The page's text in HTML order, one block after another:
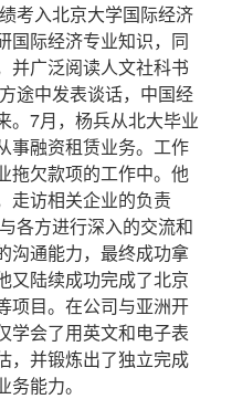
入北京大学国际经济
国际经济专业知识，同
并广泛阅读人文社科书
途中发表谈话，中国经
。7月，杨兵从北大毕业
事融资租赁业务。工作
拖欠款项的工作中。他
走访相关企业的负责
各方进行深入的交流和
沟通能力，最终成功拿
又陆续成功完成了北京
项目。在公司与亚洲开
学会了用英文和电子表
，并锻炼出了独立完成
能力。